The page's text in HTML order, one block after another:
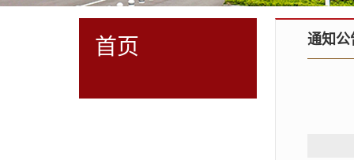
首页 通知公